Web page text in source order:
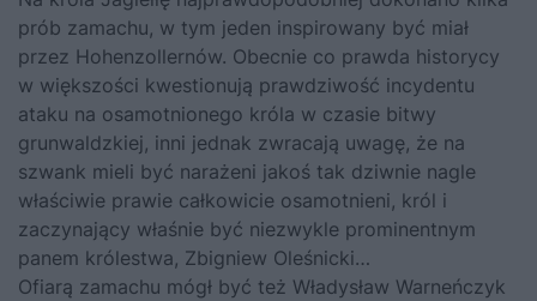
prób zamachu, w tym jeden inspirowany być miał
przez Hohenzollernów. Obecnie co prawda historycy
w większości kwestionują prawdziwość incydentu
ataku na osamotnionego króla w czasie bitwy
grunwaldzkiej, inni jednak zwracają uwagę, że na
szwank mieli być narażeni jakoś tak dziwnie nagle
właściwie prawie całkowicie osamotnieni, król i
zaczynający właśnie być niezwykle prominentnym
panem królestwa, Zbigniew Oleśnicki…
Ofiarą zamachu mógł być też Władysław Warneńczyk